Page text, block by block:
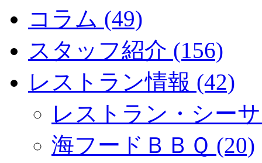
コラム (49)
スタッフ紹介 (156)
レストラン情報 (42)
レストラン・シー
海フードＢＢＱ (20)